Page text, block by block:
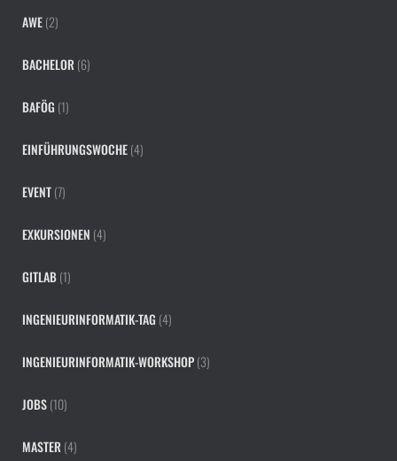
AWE(2)
BACHELOR (6)
BAFÖG (1)
EINFÜHRUNGSWOCHE(4)
EVENT(7)
EXKURSIONEN (4)
GITLAB(1)
INGENIEURINFORMATIK-TAG (4)
INGENIEURINFORMATIK-WORKSHOP(3)
JOBS(10)
MASTER (4)